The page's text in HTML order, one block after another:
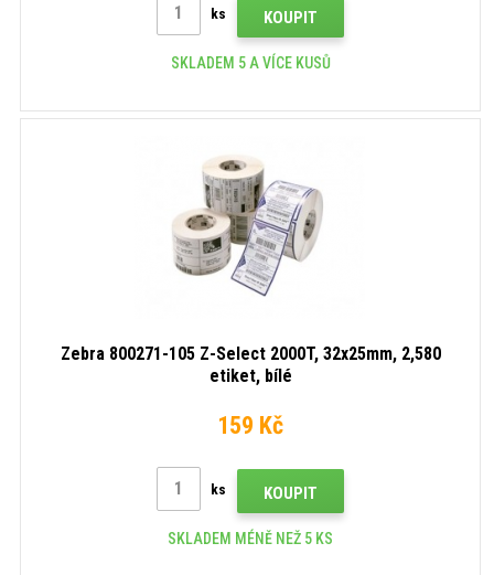
ks KOUPIT
SKLADEM 5 A VÍCE KUSŮ
Zebra 800271-105 Z-Select 2000T, 32x25mm, 2,580
etiket, bílé
159 Kč
ks KOUPIT
SKLADEM MÉNĚ NEŽ 5 KS